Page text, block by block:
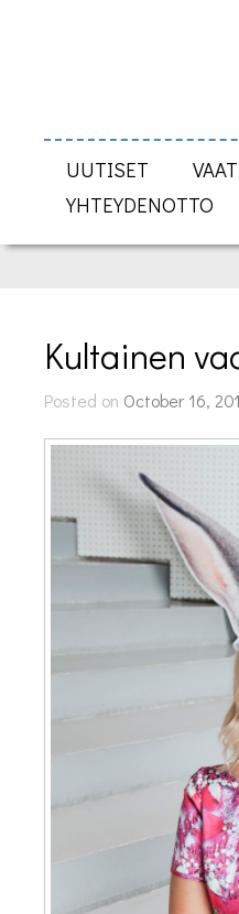
UUTISET
YHTEYDENOTTO
Kultainen
Posted on October 16,